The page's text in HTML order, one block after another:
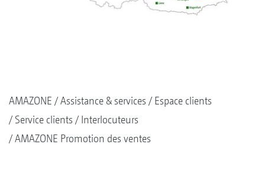
AMAZONE Assistance & services
Espace clients
Service clients
Interlocuteurs
AMAZONE Promotion des ventes